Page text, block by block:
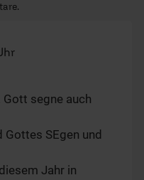
segne auch
Gottes SEgen und
Jahr in